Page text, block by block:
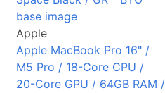
Apple
Apple MacBook Pro 16" /
M5 Pro / 18-Core CPU /
20-Core GPU / 64GB RAM /